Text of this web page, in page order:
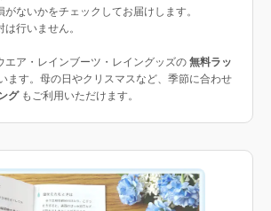
ないかをチェックしてお届けします。
行いません。
エア・レインブーツ・レイングッズの 無料ラッ
ます。母の日やクリスマスなど、季節に合わせ
グもご利用いただけます。